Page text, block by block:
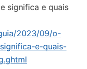
significa e quais
2023/09/o-
e-quais-